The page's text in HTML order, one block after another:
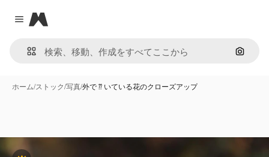
Close menu
Magnific
画像で
ホーム/ストック/写真/外で ⁇ いている花のクローズアップ